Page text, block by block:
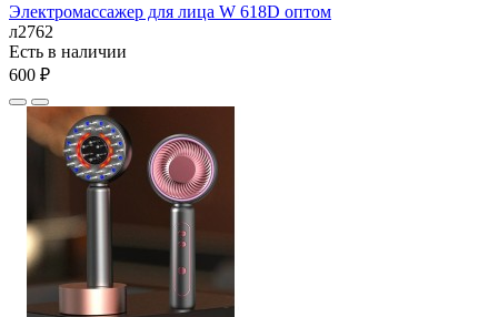
Электромассажер для лица W 618D оптом
л2762
Есть в наличии
600 ₽